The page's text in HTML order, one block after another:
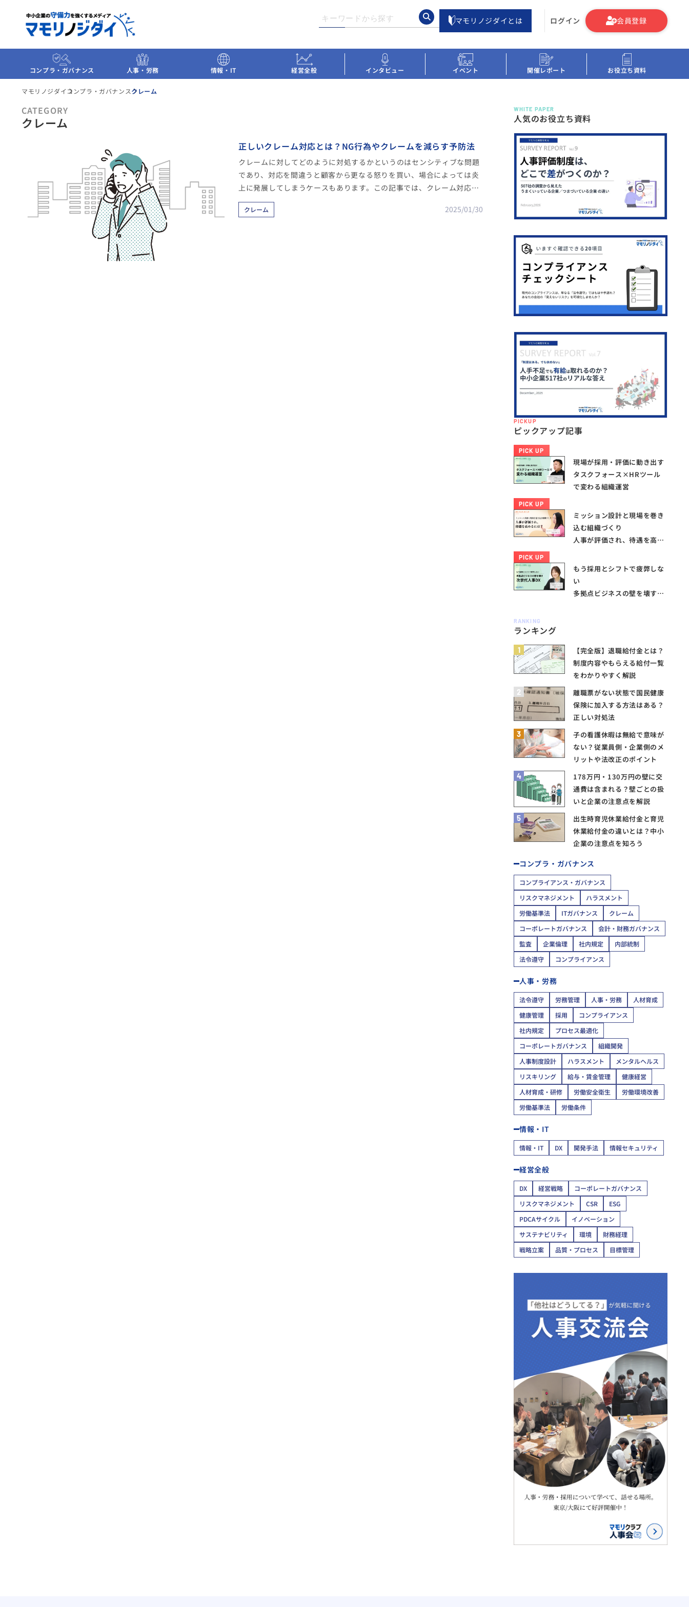
マモリノジダイとは ログイン 会員登録
コンプラ・ガバナンス 人事・労務 情報・IT 経営全般 インタビュー イベント 開催レポート お役立ち資料
マモリノジダイ コンプラ・ガバナンスクレーム
CATEGORY
クレーム
正しいクレーム対応とは？NG行為やクレームを減らす予防法
クレームに対してどのように対処するかというのはセンシティブな問題
であり、対応を間違うと顧客から更なる怒りを買い、場合によっては炎
上に発展してしまうケースもあります。この記事では、クレーム対応時
のNG行為と対策法や、クレームを減らすための予防法を解説しつつ、ク
レーマーの言いなりになってしまうことによる企業側のリスクなどにつ
クレーム 2025/01/30
WHITE PAPER
人気のお役立ち資料
PICKUP
ピックアップ記事
PICK UP
現場が採用・評価に動き出す
タスクフォース×HRツール
で変わる組織運営
PICK UP
ミッション設計と現場を巻き
込む組織づくり
人事が評価され、待遇を高め
PICK UP
もう採用とシフトで疲弊しな
い
多拠点ビジネスの壁を壊す次
RANKING
ランキング
1
【完全版】退職給付金とは？
制度内容やもらえる給付一覧
をわかりやすく解説
2
離職票がない状態で国民健康
保険に加入する方法はある？
正しい対処法
3
子の看護休暇は無給で意味が
ない？従業員側・企業側のメ
リットや法改正のポイント
4
178万円・130万円の壁に交
通費は含まれる？壁ごとの扱
いと企業の注意点を解説
5
出生時育児休業給付金と育児
休業給付金の違いとは？中小
企業の注意点を知ろう
コンプラ・ガバナンス
コンプライアンス・ガバナンス
リスクマネジメント
ハラスメント
労働基準法
ITガバナンス
クレーム
コーポレートガバナンス
会計・財務ガバナンス
監査
企業倫理 社内規定
内部統制
法令遵守
コンプライアンス
人事・労務
法令遵守 労務管理 人事・労務
人材育成
健康管理
採用
コンプライアンス
社内規定
プロセス最適化
コーポレートガバナンス
組織開発
人事制度設計
ハラスメント
メンタルヘルス
リスキリング
給与・賃金管理
健康経営
人材育成・研修
労働安全衛生
労働環境改善
労働基準法
労働条件
情報・IT
情報・IT DX 開発手法 情報セキュリティ
経営全般
DX 経営戦略
コーポレートガバナンス
リスクマネジメント
CSR
ESG
PDCAサイクル
イノベーション
サステナビリティ
環境
財務経理
戦略立案
品質・プロセス 目標管理